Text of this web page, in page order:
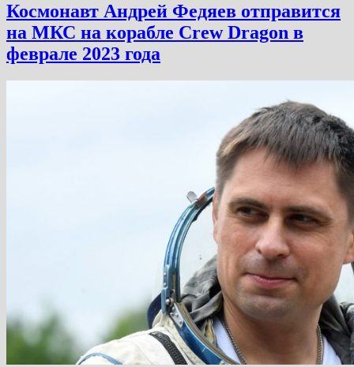
Космонавт Андрей Федяев отправится
на МКС на корабле Crew Dragon в
феврале 2023 года